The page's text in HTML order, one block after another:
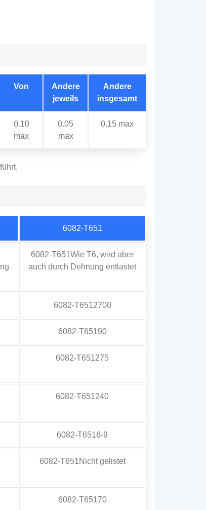
Von
Andere
jeweils
Andere
insgesamt
0.10
max
0.05
max
0.15 max
6082-T651
6082-T651Wie T6, wird aber
auch durch Dehnung entlastet
6082-T6512700
6082-T65190
6082-T651275
6082-T651240
6082-T6516-9
6082-T651Nicht gelistet
6082-T65170